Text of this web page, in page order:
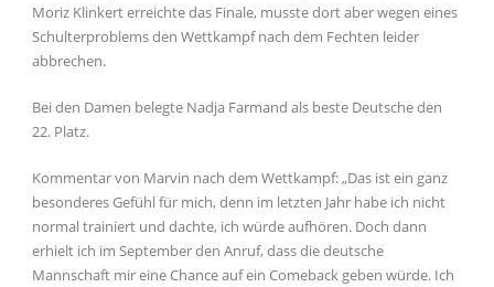
Moriz Klinkert erreichte das Finale, musste dort aber wegen eines
Schulterproblems den Wettkampf nach dem Fechten leider
abbrechen.
Bei den Damen belegte Nadja Farmand als beste Deutsche den
22. Platz.
Kommentar von Marvin nach dem Wettkampf: „Das ist ein ganz
besonderes Gefühl für mich, denn im letzten Jahr habe ich nicht
normal trainiert und dachte, ich würde aufhören. Doch dann
erhielt ich im September den Anruf, dass die deutsche
Mannschaft mir eine Chance auf ein Comeback geben würde. Ich